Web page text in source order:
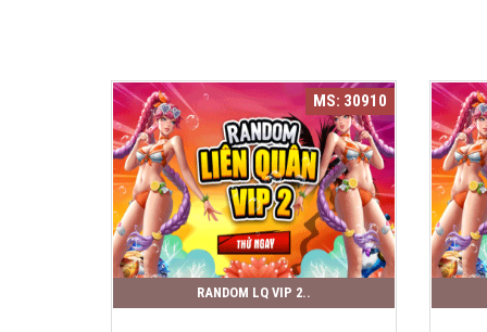
MS: 30910
RANDOM LQ VIP 2..